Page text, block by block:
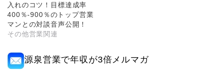
入れのコツ！目標達成率
400％-900％のトップ営業
マンとの対談音声公開！
その他営業関連
源泉営業で年収が3倍メルマガ